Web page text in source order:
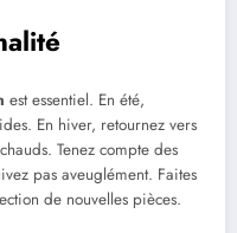
est essentiel. En été,
En hiver, retournez vers
Tenez compte des
pas aveuglément. Faites
de nouvelles pièces.